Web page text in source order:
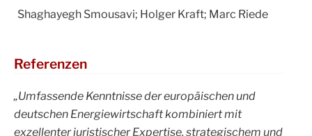
Shaghayegh Smousavi; Holger Kraft; Marc Riede
Referenzen
„Umfassende Kenntnisse der europäischen und
deutschen Energiewirtschaft kombiniert mit
exzellenter juristischer Expertise, strategischem und